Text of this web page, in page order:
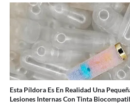
Esta Píldora Es En Realidad Una
Lesiones Internas Con Tinta